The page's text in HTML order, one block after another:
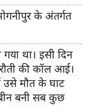
के अंतर्गत
था। इसी दिन
की कॉल आई।
उसे मौत के घाट
बनी सब कुछ